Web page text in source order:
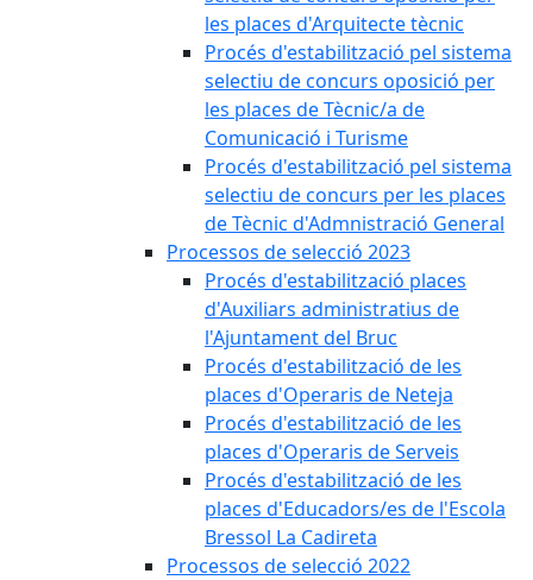
les places d'Arquitecte tècnic
Procés d'estabilització pel sistema
selectiu de concurs oposició per
les places de Tècnic/a de
Comunicació i Turisme
Procés d'estabilització pel sistema
selectiu de concurs per les places
de Tècnic d'Admnistració General
Processos de selecció 2023
Procés d'estabilització places
d'Auxiliars administratius de
l'Ajuntament del Bruc
Procés d'estabilització de les
places d'Operaris de Neteja
Procés d'estabilització de les
places d'Operaris de Serveis
Procés d'estabilització de les
places d'Educadors/es de l'Escola
Bressol La Cadireta
Processos de selecció 2022